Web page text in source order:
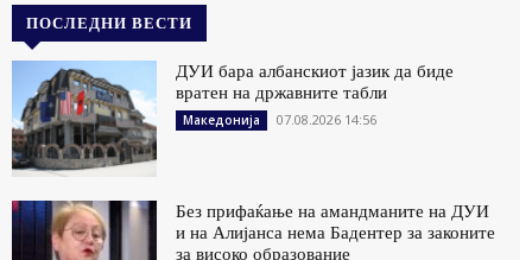
ПОСЛЕДНИ ВЕСТИ
ДУИ бара албанскиот јазик да биде
вратен на државните табли
Македонија 07.08.2026 14:56
Без прифаќање на амандманите на ДУИ
и на Алијанса нема Бадентер за законите
за високо образование